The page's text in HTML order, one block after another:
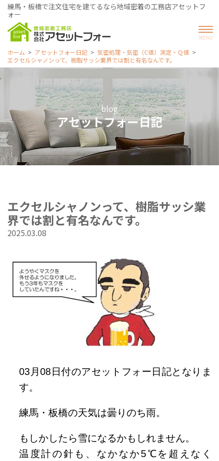
練馬・板橋で注文住宅を建てるなら地域密着の工務店アセットフ
ォー
ホーム アセットフォー日記
気密処理・気密（C値）測定・Ｑ値
エクセルシャノンって、樹脂サッシ業界では割と有名なんです。
blog
アセットフォー日記
エクセルシャノンって、樹脂サッシ業
界では割と有名なんです。
2025.03.08
03 月08日付のアセットフォー日記となりま
す。
練馬・板橋の天気は曇りのち雨。
もしかしたら 雪になるかもしれません。
温度計の針も、なかなか5℃を超えなく